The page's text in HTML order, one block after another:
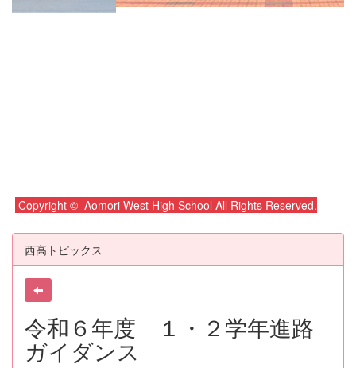
Copyright © Aomori West High School All Rights Reserved.
西高トピックス
令和６年度 １・２学年進路
ガイダンス